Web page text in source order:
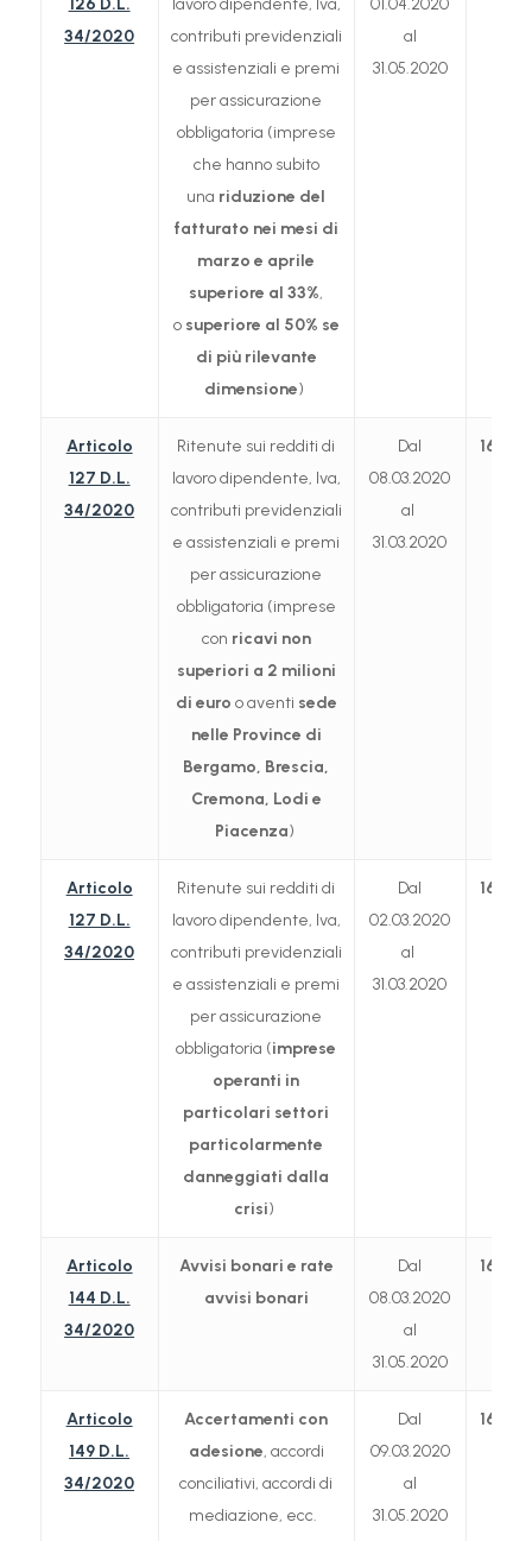
126 D.L.
34/2020
lavoro dipendente, Iva,
contributi previdenziali
e assistenziali e premi
per assicurazione
obbligatoria (imprese
che hanno subito
una riduzione del
fatturato nei mesi di
marzo e aprile
superiore al 33%,
o superiore al 50% se
di più rilevante
dimensione)
01.04.2020
al
31.05.2020
Articolo
127 D.L.
34/2020
Ritenute sui redditi di
lavoro dipendente, Iva,
contributi previdenziali
e assistenziali e premi
per assicurazione
obbligatoria (imprese
con ricavi non
superiori a 2 milioni
di euro o aventi sede
nelle Province di
Bergamo, Brescia,
Cremona, Lodi e
Piacenza)
Dal
08.03.2020
al
31.03.2020
Articolo
127 D.L.
34/2020
Ritenute sui redditi di
lavoro dipendente, Iva,
contributi previdenziali
e assistenziali e premi
per assicurazione
obbligatoria (imprese
operanti in
particolari settori
particolarmente
danneggiati dalla
crisi)
Dal
02.03.2020
al
31.03.2020
Articolo
144 D.L.
34/2020
Avvisi bonari e rate
avvisi bonari
Dal
08.03.2020
al
31.05.2020
Articolo
149 D.L.
34/2020
Accertamenti con
adesione, accordi
conciliativi, accordi di
mediazione, ecc.
Dal
09.03.2020
al
31.05.2020